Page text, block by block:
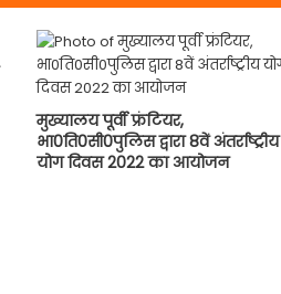
मुख्यालय पूर्वी फ्रंटियर,
भा0ति0सी0पुलिस द्वारा 8वें अंतर्राष्ट्रीय
योग दिवस 2022 का आयोजन